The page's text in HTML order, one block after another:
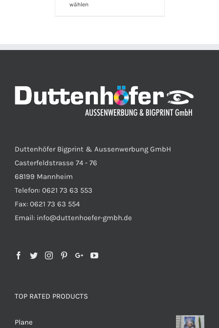
wählen
Duttenhöfer Bigprint & Aussenwerbung GmbH
Casterfeldstrasse 74 - 76
68199 Mannheim
Telefon: 0621 73 63 553
Fax: 0621 73 63 554
Email: info@duttenhoefer-gmbh.de
TOP RATED PRODUCTS
Plane